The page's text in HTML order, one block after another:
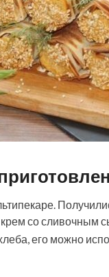
со
его можно